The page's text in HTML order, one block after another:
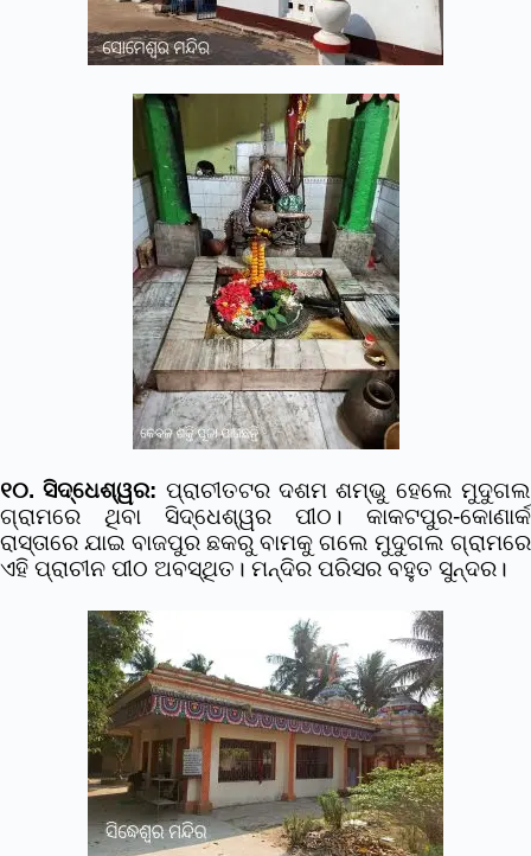
୧୦. ସିଦ୍ଧେଶ୍ୱର: ପ୍ରାଚୀତଟର ଦଶମ ଶମ୍ଭୁ ହେଲେ ମୁଦୁଗଲ
ଗ୍ରାମରେ ଥିବା ସିଦ୍ଧେଶ୍ୱର ପୀଠ। କାକଟପୁର-କୋଣାର୍କ
ରାସ୍ତାରେ ଯାଇ ବାଜପୁର ଛକରୁ ବାମକୁ ଗଲେ ମୁଦୁଗଲ ଗ୍ରାମରେ
ଏହି ପ୍ରାଚୀନ ପୀଠ ଅବସ୍ଥିତ। ମନ୍ଦିର ପରିସର ବହୁତ ସୁନ୍ଦର।